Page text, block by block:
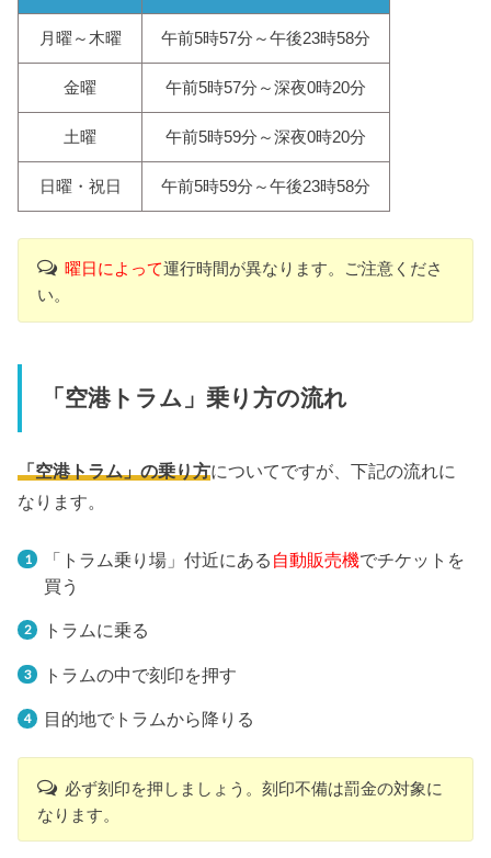
月曜～木曜 午前5時57分～午後23時58分
金曜 午前5時57分～深夜0時20分
土曜 午前5時59分～深夜0時20分
日曜・祝日 午前5時59分～午後23時58分
曜日によって運行時間が異なります。ご注意くださ
い。
「空港トラム」乗り方の流れ
「空港トラム」の乗り方についてですが、下記の流れに
なります。
「トラム乗り場」付近にある 自動販売機でチケットを
買う
トラムに乗る
トラムの中で刻印を押す
目的地でトラムから降りる
必ず刻印を押しましょう。刻印不備は罰金の対象に
なります。